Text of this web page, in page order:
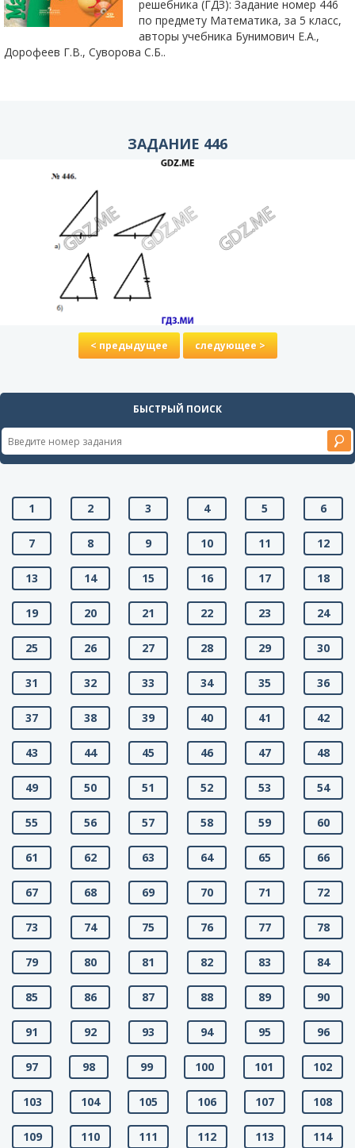
решебника (ГДЗ): Задание номер 446
по предмету Математика, за 5 класс,
авторы учебника Бунимович Е.А.,
Дорофеев Г.В., Суворова С.Б..
ЗАДАНИЕ 446
< предыдущее следующее >
БЫСТРЫЙ ПОИСК
1 2 3 4 5 6
7 8 9 10 11 12
13 14 15 16 17 18
19 20 21 22 23 24
25 26 27 28 29 30
31 32 33 34 35 36
37 38 39 40 41 42
43 44 45 46 47 48
49 50 51 52 53 54
55 56 57 58 59 60
61 62 63 64 65 66
67 68 69 70 71 72
73 74 75 76 77 78
79 80 81 82 83 84
85 86 87 88 89 90
91 92 93 94 95 96
97 98 99 100 101 102
103 104 105 106 107 108
109 110 111 112 113 114